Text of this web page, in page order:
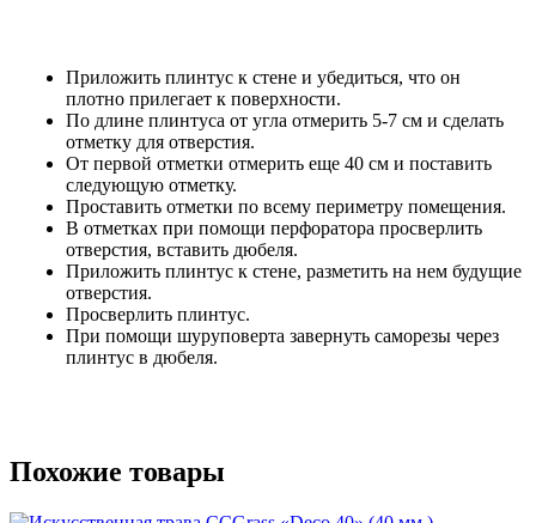
Приложить плинтус к стене и убедиться, что он
плотно прилегает к поверхности.
По длине плинтуса от угла отмерить 5-7 см и сделать
отметку для отверстия.
От первой отметки отмерить еще 40 см и поставить
следующую отметку.
Проставить отметки по всему периметру помещения.
В отметках при помощи перфоратора просверлить
отверстия, вставить дюбеля.
Приложить плинтус к стене, разметить на нем будущие
отверстия.
Просверлить плинтус.
При помощи шуруповерта завернуть саморезы через
плинтус в дюбеля.
Похожие товары